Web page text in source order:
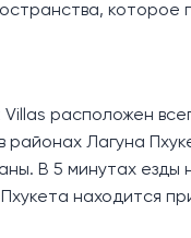
которое
расположен
Лагуна
В 5 минутах езды
находится